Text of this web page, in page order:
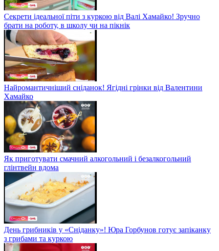
Секрети ідеальної піти з куркою від Валі Хамайко! Зручно
брати на роботу, в школу чи на пікнік
Найромантичніший сніданок! Ягідні грінки від Валентини
Хамайко
Як приготувати смачний алкогольний і безалкогольний
глінтвейн вдома
День грибників у «Сніданку»! Юра Горбунов готує запіканку
з грибами та куркою